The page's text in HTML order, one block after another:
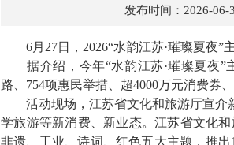
发布时间：2026-06-
6月27日，2026“水韵江苏·璀璨夏夜”
据介绍，今年“水韵江苏·璀璨夏夜”
路、754项惠民举措、超4000万元消费券
活动现场，江苏省文化和旅游厅宣介
学旅游等新消费、新业态。江苏省文化
非遗、工业、诗词、红色五大主题，推